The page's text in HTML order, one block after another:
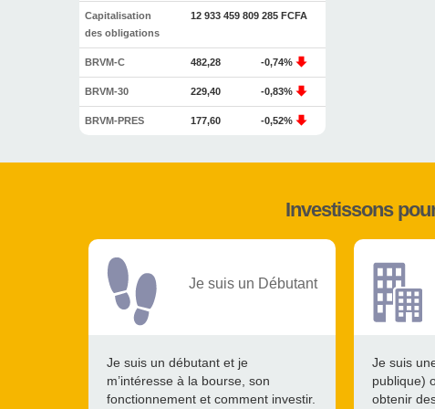
Capitalisation
des obligations
12 933 459 809 285 FCFA
BRVM-C 482,28 -0,74%
BRVM-30 229,40 -0,83%
BRVM-PRES 177,60 -0,52%
Investissons
Je suis un Débutant
Je suis un débutant et je
m’intéresse à la bourse, son
fonctionnement et comment investir.
Je suis
publique)
obtenir